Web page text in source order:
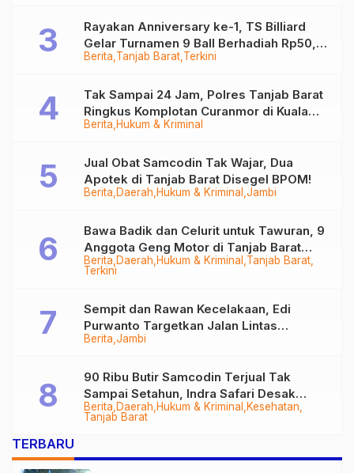
Berita Tanjab Barat Terkini
Rayakan Anniversary ke-1, TS Billiard
Gelar Turnamen 9 Ball Berhadiah Rp50,8
Juta
Berita Hukum & Kriminal
Tak Sampai 24 Jam, Polres Tanjab Barat
Ringkus Komplotan Curanmor di Kuala
Tungkal
Berita Daerah Hukum & Kriminal Jambi
Jual Obat Samcodin Tak Wajar, Dua
Apotek di Tanjab Barat Disegel BPOM!
Berita Daerah Hukum & Kriminal Tanjab Barat
Terkini
Bawa Badik dan Celurit untuk Tawuran, 9
Anggota Geng Motor di Tanjab Barat
Diringkus
Berita Jambi
Sempit dan Rawan Kecelakaan, Edi
Purwanto Targetkan Jalan Lintas
Tungkal-Jambi Mulus di 2028
Berita Daerah Hukum & Kriminal
Kesehatan
Tanjab Barat
90 Ribu Butir Samcodin Terjual Tak
Sampai Setahun, Indra Safari Desak
Audit Menyeluruh
TERBARU